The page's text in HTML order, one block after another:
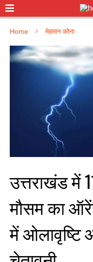
Home मेहमान कोना
उत्तराखंड में
मौसम का
में